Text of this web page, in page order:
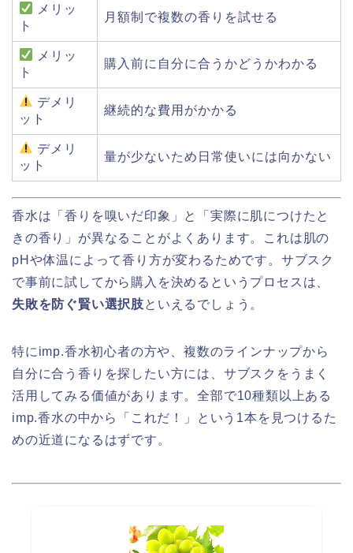
メリッ
ト
月額制で複数の香りを試せる
メリッ
ト
購入前に自分に合うかどうかわかる
デメリ
ット
継続的な費用がかかる
デメリ
ット
量が少ないため日常使いには向かない
香水は「香りを嗅いだ印象」と「実際に肌につけたと
きの香り」が異なることがよくあります。これは肌の
pHや体温によって香り方が変わるためです。サブスク
で事前に試してから購入を決めるというプロセスは、
失敗を防ぐ賢い選択肢といえるでしょう。
特にimp.香水初心者の方や、複数のラインナップから
自分に合う香りを探したい方には、サブスクをうまく
活用してみる価値があります。全部で10種類以上ある
imp.香水の中から「これだ！」という1本を見つけるた
めの近道になるはずです。